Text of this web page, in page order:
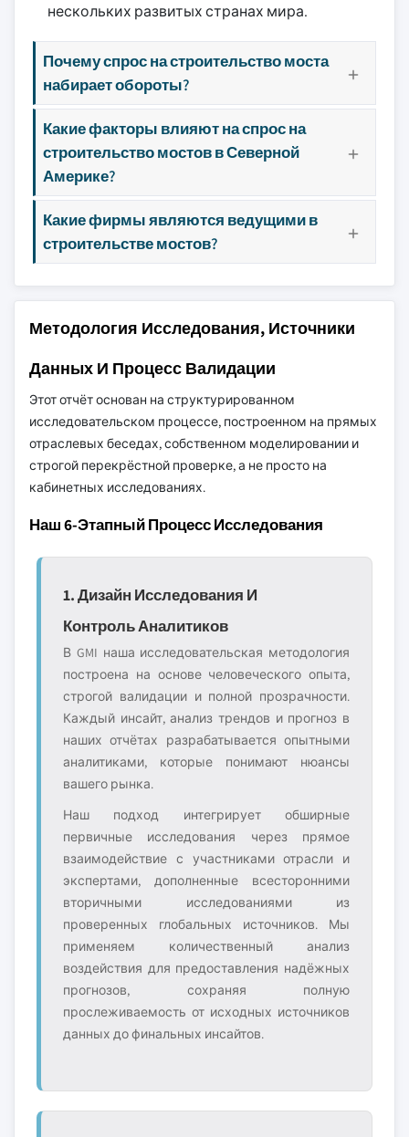
нескольких развитых странах мира.
Почему спрос на строительство моста
набирает обороты?
Какие факторы влияют на спрос на
строительство мостов в Северной
Америке?
Какие фирмы являются ведущими в
строительстве мостов?
Методология Исследования, Источники
Данных И Процесс Валидации
Этот отчёт основан на структурированном
исследовательском процессе, построенном на прямых
отраслевых беседах, собственном моделировании и
строгой перекрёстной проверке, а не просто на
кабинетных исследованиях.
Наш 6-Этапный Процесс Исследования
1. Дизайн Исследования И
Контроль Аналитиков
В GMI наша исследовательская методология
построена на основе человеческого опыта,
строгой валидации и полной прозрачности.
Каждый инсайт, анализ трендов и прогноз в
наших отчётах разрабатывается опытными
аналитиками, которые понимают нюансы
вашего рынка.
Наш подход интегрирует обширные
первичные исследования через прямое
взаимодействие с участниками отрасли и
экспертами, дополненные всесторонними
вторичными исследованиями из
проверенных глобальных источников. Мы
применяем количественный анализ
воздействия для предоставления надёжных
прогнозов, сохраняя полную
прослеживаемость от исходных источников
данных до финальных инсайтов.